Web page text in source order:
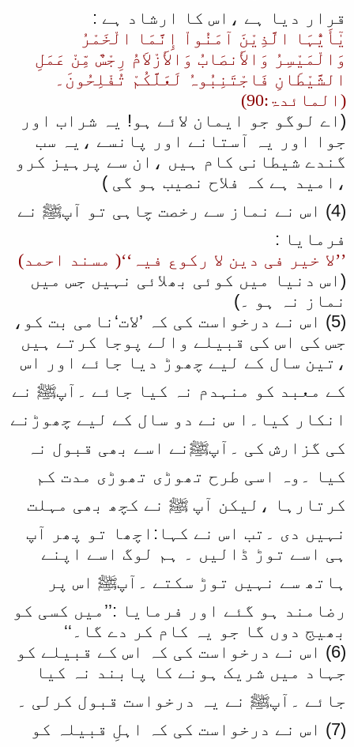
قرار دیا ہے ،اس کا ارشاد ہے :
یٰٓأَیُّہَا الَّذِیْنَ آمَنُواْ إِنَّمَا الْخَمْرُ
وَالْمَیْسِرُ وَالأَنصَابُ وَالأَزْلاَمُ رِجْسٌ مِّنْ عَمَلِ
الشَّیْطَانِ فَاجْتَنِبُوہُ لَعَلَّکُمْ تُفْلِحُونَ۔
(المائدۃ:90)
(اے لوگو جو ایمان لائے ہو! یہ شراب اور
جوا اور یہ آستانے اور پانسے ،یہ سب
گندے شیطانی کام ہیں ،ان سے پرہیز کرو
،امید ہے کہ فلاح نصیب ہو گی )
(4) اس نے نماز سے رخصت چاہی تو آپﷺ نے
فرمایا :
’’لا خیر فی دین لا رکوع فیہ‘‘( مسند احمد)
(اس دنیا میں کوئی بھلائی نہیں جس میں
نماز نہ ہو ۔)
(5) اس نے درخواست کی کہ ’لات‘نامی بت کو،
جس کی اس کی قبیلے والے پوجا کرتے ہیں
،تین سال کے لیے چھوڑ دیا جائے اور اس
کے معبد کو منہدم نہ کیا جائے ۔آپﷺ نے
انکار کیا۔ا س نے دو سال کے لیے چھوڑنے
کی گزارش کی ۔آپﷺنے اسے بھی قبول نہ
کیا ۔وہ اسی طرح تھوڑی تھوڑی مدت کم
کرتارہا ،لیکن آپ ﷺ نے کچھ بھی مہلت
نہیں دی ۔تب اس نے کہا:اچھا تو پھر آپ
ہی اسے توڑ ڈالیں ۔ ہم لوگ اسے اپنے
ہاتھ سے نہیں توڑ سکتے ۔آپﷺ اس پر
رضامند ہو گئے اور فرمایا :’’میں کسی کو
بھیج دوں گا جو یہ کام کر دے گا۔‘‘
(6) اس نے درخواست کی کہ اس کے قبیلے کو
جہاد میں شریک ہونے کا پابند نہ کیا
جائے ۔آپﷺ نے یہ درخواست قبول کرلی ۔
(7) اس نے درخواست کی کہ اہلِ قبیلہ کو